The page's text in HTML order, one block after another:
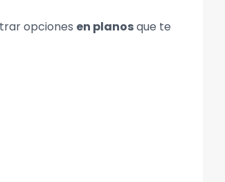
opciones en planosque te